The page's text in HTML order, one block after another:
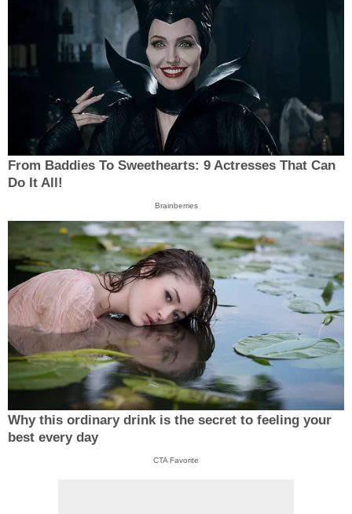
From Baddies To Sweethearts: 9 Actresses That Can
Do It All!
Brainberries
Why this ordinary drink is the secret to feeling your
best every day
CTA Favorite